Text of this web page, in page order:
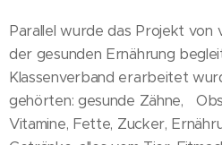
Parallel wurde das Projekt von
der gesunden Ernährung
Klassenverband erarbeitet
gehörten: gesunde Zähne,
Vitamine, Fette, Zucker,